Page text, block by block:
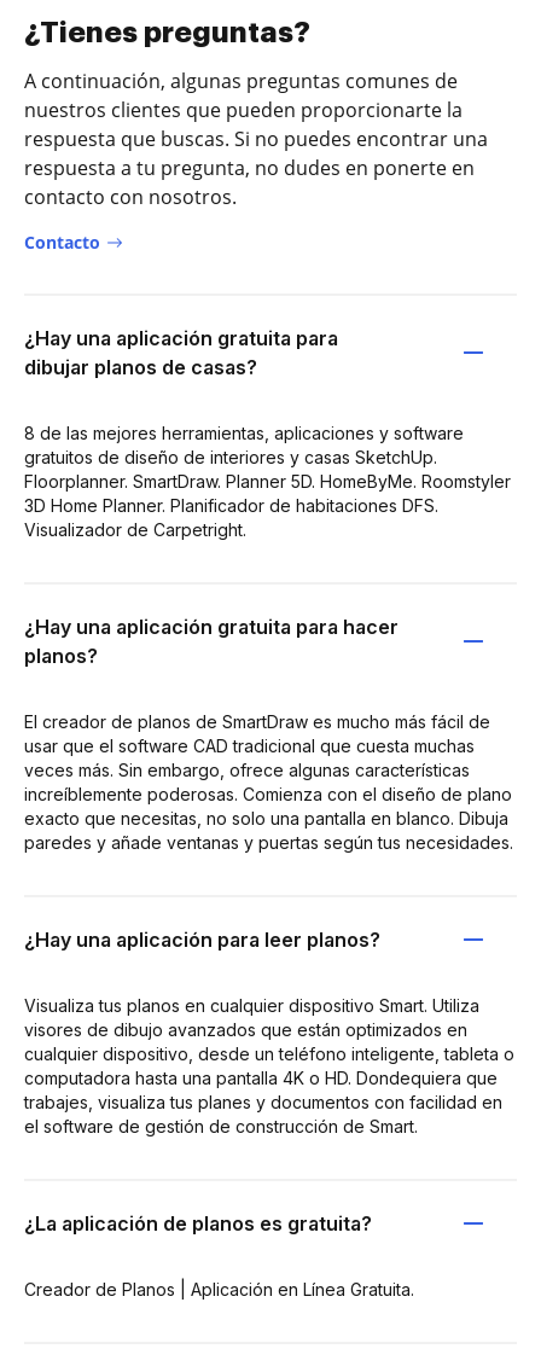
¿Tienes preguntas?
A continuación, algunas preguntas comunes de
nuestros clientes que pueden proporcionarte la
respuesta que buscas. Si no puedes encontrar una
respuesta a tu pregunta, no dudes en ponerte en
contacto con nosotros.
Contacto
¿Hay una aplicación gratuita para
dibujar planos de casas?
8 de las mejores herramientas, aplicaciones y software
gratuitos de diseño de interiores y casas SketchUp.
Floorplanner. SmartDraw. Planner 5D. HomeByMe. Roomstyler
3D Home Planner. Planificador de habitaciones DFS.
Visualizador de Carpetright.
¿Hay una aplicación gratuita para hacer
planos?
El creador de planos de SmartDraw es mucho más fácil de
usar que el software CAD tradicional que cuesta muchas
veces más. Sin embargo, ofrece algunas características
increíblemente poderosas. Comienza con el diseño de plano
exacto que necesitas, no solo una pantalla en blanco. Dibuja
paredes y añade ventanas y puertas según tus necesidades.
¿Hay una aplicación para leer planos?
Visualiza tus planos en cualquier dispositivo Smart. Utiliza
visores de dibujo avanzados que están optimizados en
cualquier dispositivo, desde un teléfono inteligente, tableta o
computadora hasta una pantalla 4K o HD. Dondequiera que
trabajes, visualiza tus planes y documentos con facilidad en
el software de gestión de construcción de Smart.
¿La aplicación de planos es gratuita?
Creador de Planos | Aplicación en Línea Gratuita.